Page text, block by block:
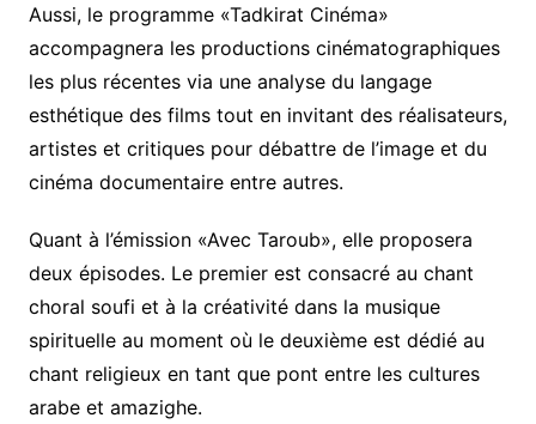
Aussi, le programme «Tadkirat Cinéma»
accompagnera les productions cinématographiques
les plus récentes via une analyse du langage
esthétique des films tout en invitant des réalisateurs,
artistes et critiques pour débattre de l’image et du
cinéma documentaire entre autres.
Quant à l’émission «Avec Taroub», elle proposera
deux épisodes. Le premier est consacré au chant
choral soufi et à la créativité dans la musique
spirituelle au moment où le deuxième est dédié au
chant religieux en tant que pont entre les cultures
arabe et amazighe.